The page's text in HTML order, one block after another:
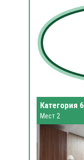
Категория 6
Мест 2